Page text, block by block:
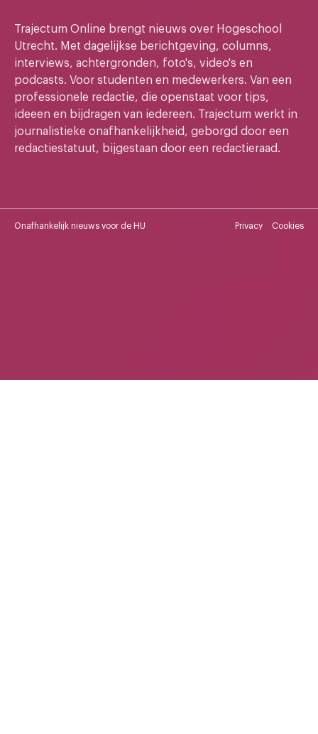
Trajectum Online brengt nieuws over Hogeschool
Utrecht. Met dagelijkse berichtgeving, columns,
interviews, achtergronden, foto's, video's en
podcasts. Voor studenten en medewerkers. Van een
professionele redactie, die openstaat voor tips,
ideeen en bijdragen van iedereen. Trajectum werkt in
journalistieke onafhankelijkheid, geborgd door een
redactiestatuut, bijgestaan door een redactieraad.
Onafhankelijk nieuws voor de HU Privacy Cookies